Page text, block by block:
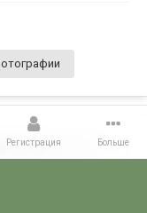
0
Регистрация Больше